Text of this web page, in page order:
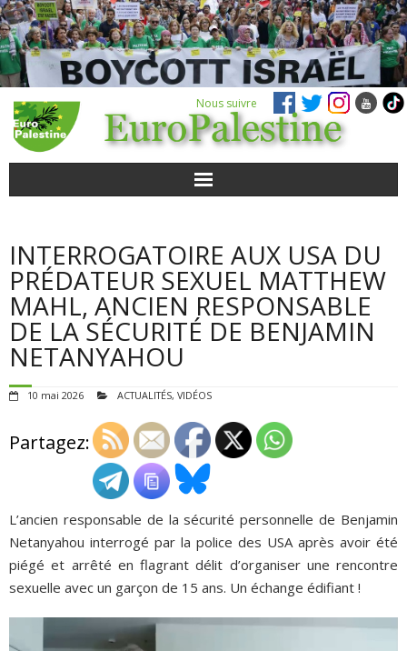
Nous suivre
POUR AGIR
AGENDA
VIDÉOS
QUI SOMMES-NOUS ?
ADHÉSIONS, DONS, CONTACT
INTERROGATOIRE AUX USA DU
PRÉDATEUR SEXUEL MATTHEW
MAHL, ANCIEN RESPONSABLE
DE LA SÉCURITÉ DE BENJAMIN
NETANYAHOU
10 mai 2026 ACTUALITÉS, VIDÉOS
Partagez:
L’ancien responsable de la sécurité personnelle de Benjamin
Netanyahou interrogé par la police des USA après avoir été
piégé et arrêté en flagrant délit d’organiser une rencontre
sexuelle avec un garçon de 15 ans. Un échange édifiant !